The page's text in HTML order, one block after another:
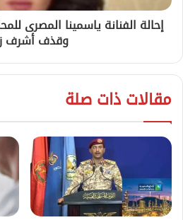
إحالة الفنانة ياسمينا المصرى
وقذف أشرف
مقالات ذات صلة